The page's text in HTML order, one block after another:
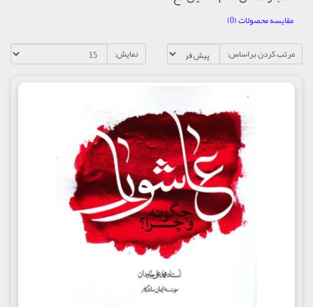
مقایسه محصولات (0)
مرتب کردن براساس:
نمایش: